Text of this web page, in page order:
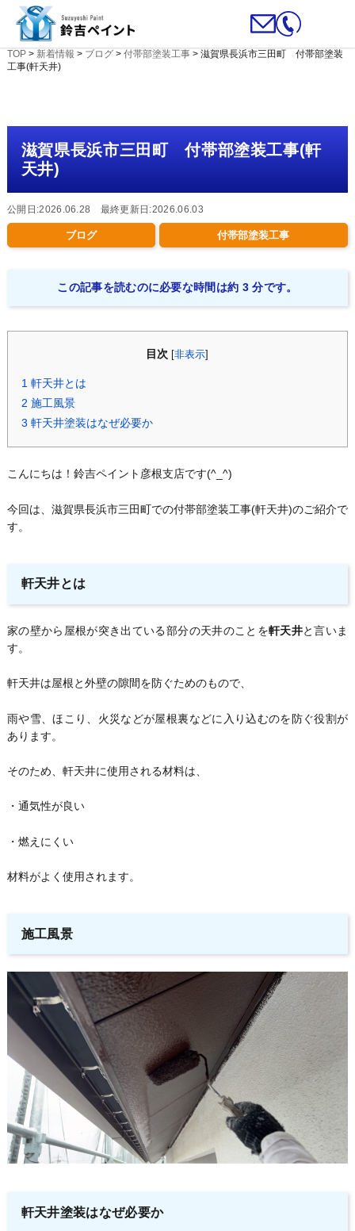
TOP> 新着情報 > ブログ> 付帯部塗装工事> 滋賀県長浜市三田町 付帯部塗装
工事(軒天井)
滋賀県長浜市三田町 付帯部塗装工事(軒
天井)
公開日:2026.06.28 最終更新日:2026.06.03
ブログ 付帯部塗装工事
この記事を読むのに必要な時間は約 3 分です。
目次 [非表示
1 軒天井とは
2 施工風景
3 軒天井塗装はなぜ必要か
こんにちは！鈴吉ペイント彦根支店です(^_^)
今回は、滋賀県長浜市三田町での付帯部塗装工事(軒天井)のご紹介で
す。
軒天井とは
家の壁から屋根が突き出ている部分の天井のことを軒天井と言いま
す。
軒天井は屋根と外壁の隙間を防ぐためのもので、
雨や雪、ほこり、火災などが屋根裏などに入り込むのを防ぐ役割が
あります。
そのため、軒天井に使用される材料は、
・通気性が良い
・燃えにくい
材料がよく使用されます。
施工風景
軒天井塗装はなぜ必要か